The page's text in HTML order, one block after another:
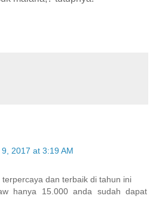
2017 at 3:19 AM
dan terbaik di tahun ini
hanya 15.000 anda sudah dapat